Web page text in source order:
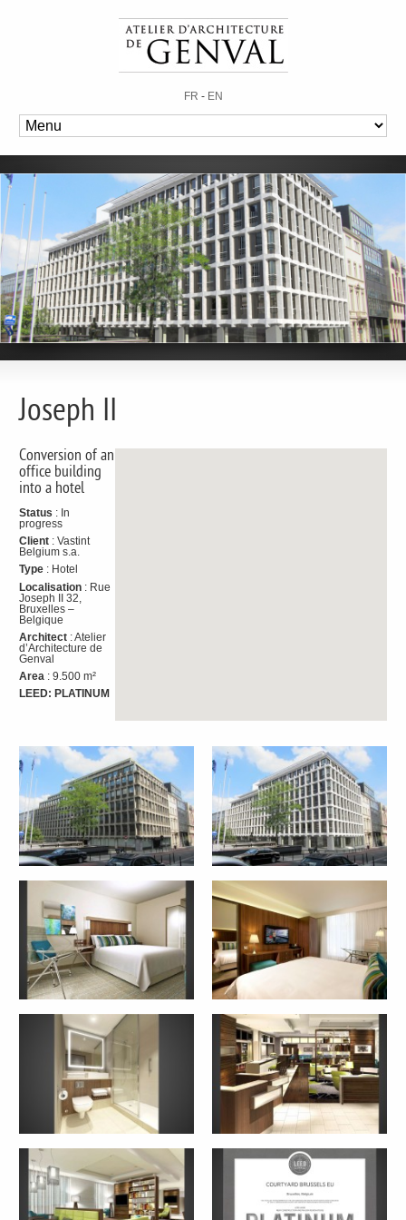
FR - EN
Joseph II
Conversion of an
office building
into a hotel
Status : In
progress
Client : Vastint
Belgium s.a.
Type : Hotel
Localisation : Rue
Joseph II 32,
Bruxelles –
Belgique
Architect : Atelier
d’Architecture de
Genval
Area : 9.500 m²
LEED: PLATINUM